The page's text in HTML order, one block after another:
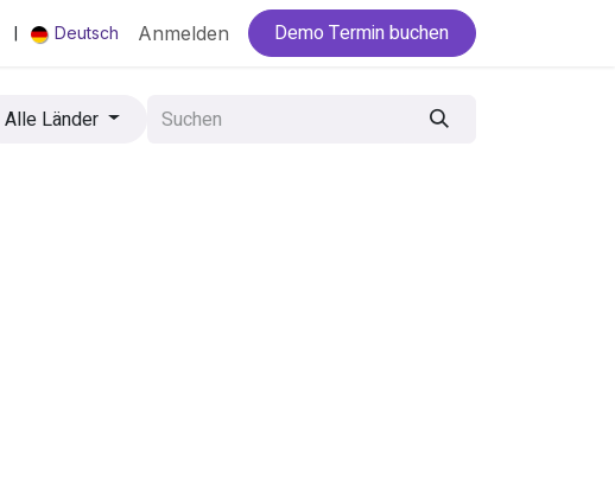
| Deutsch Anmelden Demo Termin buchen
Alle Länder